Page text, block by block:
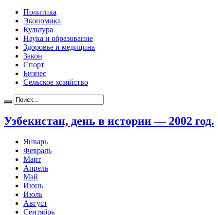
Политика
Экономика
Культура
Наука и образование
Здоровье и медицина
Закон
Спорт
Бизнес
Сельское хозяйство
Узбекистан, день в истории — 2002 год.
Январь
Февраль
Март
Апрель
Май
Июнь
Июль
Август
Сентябрь